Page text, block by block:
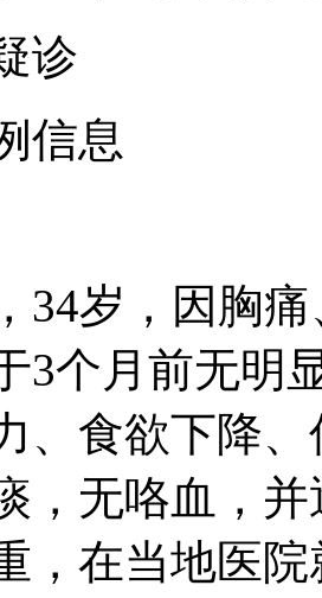
诊
信息
34岁，因胸
3个月前无明
、食欲下降
，无咯血，
，在当地医